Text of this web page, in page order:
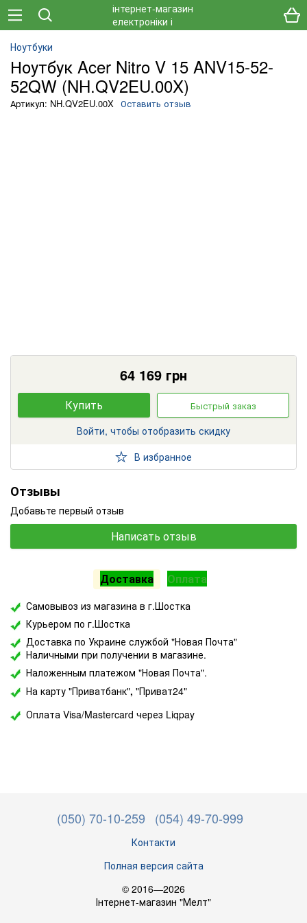
Ноутбуки
Ноутбук Acer Nitro V 15 ANV15-52-
52QW (NH.QV2EU.00X)
Артикул: NH.QV2EU.00X Оставить отзыв
64 169 грн
Купить Быстрый заказ
Войти, чтобы отобразить скидку
В избранное
Отзывы
Добавьте первый отзыв
Написать отзыв
Доставка Оплата
Самовывоз из магазина в г.Шостка
Курьером по г.Шостка
Доставка по Украине службой "Новая Почта"
Наличными при получении в магазине.
Наложенным платежом "Новая Почта".
На карту "Приватбанк", "Приват24"
Оплата Visa/Mastercard через Liqpay
(050) 70-10-259 (054) 49-70-999
Контакти
Полная версия сайта
© 2016—2026
Інтернет-магазин "Мелт"